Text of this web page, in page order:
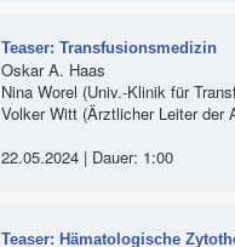
Teaser: Transfusionsmedizin
Oskar A. Haas
Nina Worel (Univ.-Klinik für
Volker Witt (Ärztlicher Leiter der
22.05.2024 | Dauer: 1:00
Teaser: Hämatologische